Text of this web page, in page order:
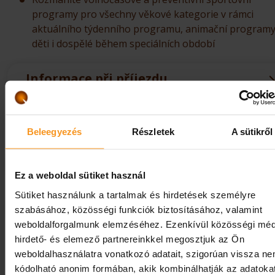
Beleegyezés Részletek A sütikről
Ez a weboldal sütiket használ
Sütiket használunk a tartalmak és hirdetések személyre
szabásához, közösségi funkciók biztosításához, valamint
weboldalforgalmunk elemzéséhez. Ezenkívül közösségi
hirdető- és elemező partnereinkkel megosztjuk az Ön
weboldalhasználatra vonatkozó adatait, szigorúan vissza
kódolható anonim formában, akik kombinálhatják az
programy pro všechny věkové kategorie v rámci
aktuálního týdenního programu, animační
děti i dospělé během speciálních období
Informace při příjezdu
Informace o wellness
Zvolte Hotel Evropa fit **** a Hévíz: